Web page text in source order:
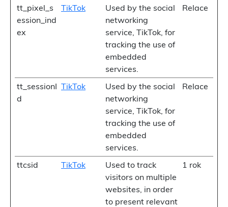
tt_pixel_s
ession_ind
ex
TikTok
Used by the social
networking
service, TikTok, for
tracking the use of
embedded
services.
Relace
tt_sessionI
d
TikTok
Used by the social
networking
service, TikTok, for
tracking the use of
embedded
services.
Relace
ttcsid TikTok
Used to track
visitors on multiple
websites, in order
to present relevant
1 rok